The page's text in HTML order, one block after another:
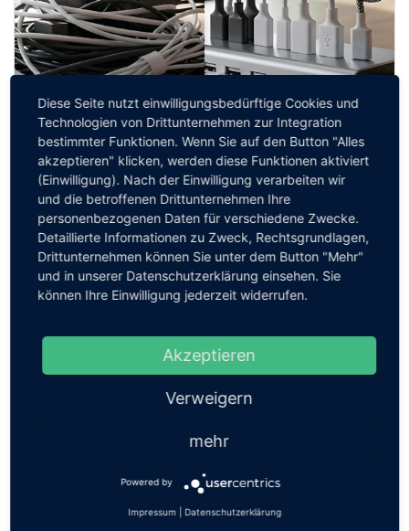
Oleg Korob-Gaulke
Transparenz vor dem Release: Wie CIOs ihre
Anwendungslandschaft unter Kontrolle
Diese Seite nutzt einwilligungsbedürftige Cookies und
Technologien von Drittunternehmen zur Integration
bestimmter Funktionen. Wenn Sie auf den Button "Alles
akzeptieren" klicken, werden diese Funktionen aktiviert
(Einwilligung). Nach der Einwilligung verarbeiten wir
und die betroffenen Drittunternehmen Ihre
personenbezogenen Daten für verschiedene Zwecke.
Detaillierte Informationen zu Zweck, Rechtsgrundlagen,
Drittunternehmen können Sie unter dem Button "Mehr"
und in unserer Datenschutzerklärung einsehen. Sie
können Ihre Einwilligung jederzeit widerrufen.
Akzeptieren
Verweigern
mehr
Powered by
Impressum Datenschutzerklärung